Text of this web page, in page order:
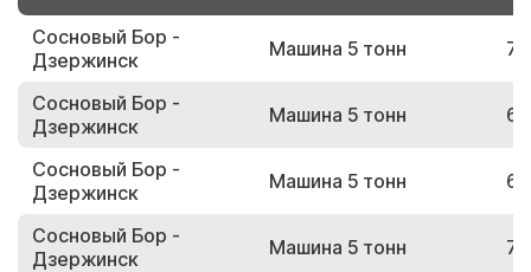
Сосновый Бор -
Дзержинск
Машина 5 тонн
Сосновый Бор -
Дзержинск
Машина 5 тонн
Сосновый Бор -
Дзержинск
Машина 5 тонн
Сосновый Бор -
Дзержинск
Машина 5 тонн